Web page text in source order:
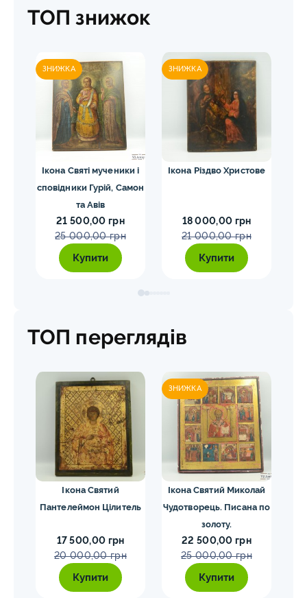
ТОП знижок
ЗНИЖКА
Ікона Святі мученики і
сповідники Гурій, Самон
та Авів
21 500,00 грн
25 000,00 грн
Купити
ЗНИЖКА
Ікона Різдво Христове
18 000,00 грн
21 000,00 грн
Купити
ТОП переглядів
Ікона Святий
Пантелеймон Цілитель
17 500,00 грн
20 000,00 грн
Купити
ЗНИЖКА
Ікона Святий Миколай
Чудотворець. Писана по
золоту.
22 500,00 грн
25 000,00 грн
Купити